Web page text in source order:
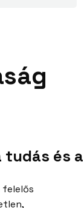
tudás és a
felelős